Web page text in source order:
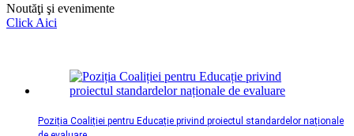
Noutăţi şi evenimente
Click Aici
Poziția Coaliției pentru Educație privind proiectul standardelor naționale